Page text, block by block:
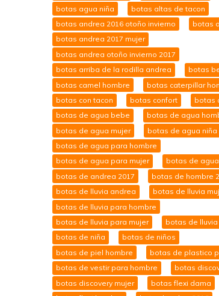
botas agua niña
botas altas de tacon
botas andrea 2016 otoño invierno
botas
botas andrea 2017 mujer
botas andrea otoño invierno 2017
botas arriba de la rodilla andrea
botas
botas camel hombre
botas caterpillar
botas con tacon
botas confort
botas
botas de agua bebe
botas de agua
botas de agua mujer
botas de agua niña
botas de agua para hombre
botas de agua para mujer
botas de
botas de andrea 2017
botas de hombre
botas de lluvia andrea
botas de lluvia
botas de lluvia para hombre
botas de lluvia para mujer
botas de
botas de niña
botas de niños
botas de piel hombre
botas de plastico
botas de vestir para hombre
botas
botas discovery mujer
botas flexi dama